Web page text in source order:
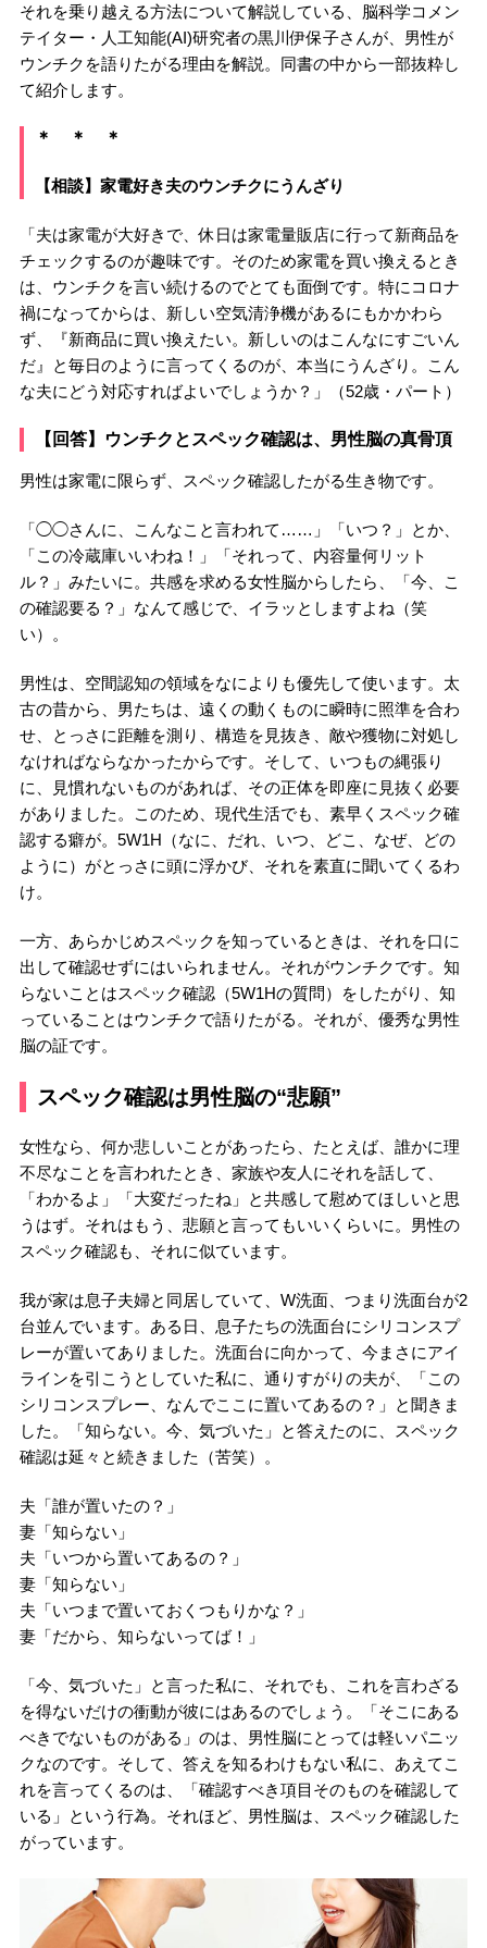
それを乗り越える方法について解説している、脳科学コメン
テイター・人工知能(AI)研究者の黒川伊保子さんが、男性が
ウンチクを語りたがる理由を解説。同書の中から一部抜粋し
て紹介します。
＊ ＊ ＊
【相談】家電好き夫のウンチクにうんざり
「夫は家電が大好きで、休日は家電量販店に行って新商品を
チェックするのが趣味です。そのため家電を買い換えるとき
は、ウンチクを言い続けるのでとても面倒です。特にコロナ
禍になってからは、新しい空気清浄機があるにもかかわら
ず、『新商品に買い換えたい。新しいのはこんなにすごいん
だ』と毎日のように言ってくるのが、本当にうんざり。こん
な夫にどう対応すればよいでしょうか？」（52歳・パート）
【回答】ウンチクとスペック確認は、男性脳の真骨頂
男性は家電に限らず、スペック確認したがる生き物です。
「◯◯さんに、こんなこと言われて……」「いつ？」とか、
「この冷蔵庫いいわね！」「それって、内容量何リット
ル？」みたいに。共感を求める女性脳からしたら、「今、こ
の確認要る？」なんて感じで、イラッとしますよね（笑
い）。
男性は、空間認知の領域をなによりも優先して使います。太
古の昔から、男たちは、遠くの動くものに瞬時に照準を合わ
せ、とっさに距離を測り、構造を見抜き、敵や獲物に対処し
なければならなかったからです。そして、いつもの縄張り
に、見慣れないものがあれば、その正体を即座に見抜く必要
がありました。このため、現代生活でも、素早くスペック確
認する癖が。5W1H（なに、だれ、いつ、どこ、なぜ、どの
ように）がとっさに頭に浮かび、それを素直に聞いてくるわ
け。
一方、あらかじめスペックを知っているときは、それを口に
出して確認せずにはいられません。それがウンチクです。知
らないことはスペック確認（5W1Hの質問）をしたがり、知
っていることはウンチクで語りたがる。それが、優秀な男性
脳の証です。
スペック確認は男性脳の“悲願”
女性なら、何か悲しいことがあったら、たとえば、誰かに理
不尽なことを言われたとき、家族や友人にそれを話して、
「わかるよ」「大変だったね」と共感して慰めてほしいと思
うはず。それはもう、悲願と言ってもいいくらいに。男性の
スペック確認も、それに似ています。
我が家は息子夫婦と同居していて、W洗面、つまり洗面台が2
台並んでいます。ある日、息子たちの洗面台にシリコンスプ
レーが置いてありました。洗面台に向かって、今まさにアイ
ラインを引こうとしていた私に、通りすがりの夫が、「この
シリコンスプレー、なんでここに置いてあるの？」と聞きま
した。「知らない。今、気づいた」と答えたのに、スペック
確認は延々と続きました（苦笑）。
夫「誰が置いたの？」
妻「知らない」
夫「いつから置いてあるの？」
妻「知らない」
夫「いつまで置いておくつもりかな？」
妻「だから、知らないってば！」
「今、気づいた」と言った私に、それでも、これを言わざる
を得ないだけの衝動が彼にはあるのでしょう。「そこにある
べきでないものがある」のは、男性脳にとっては軽いパニッ
クなのです。そして、答えを知るわけもない私に、あえてこ
れを言ってくるのは、「確認すべき項目そのものを確認して
いる」という行為。それほど、男性脳は、スペック確認した
がっています。